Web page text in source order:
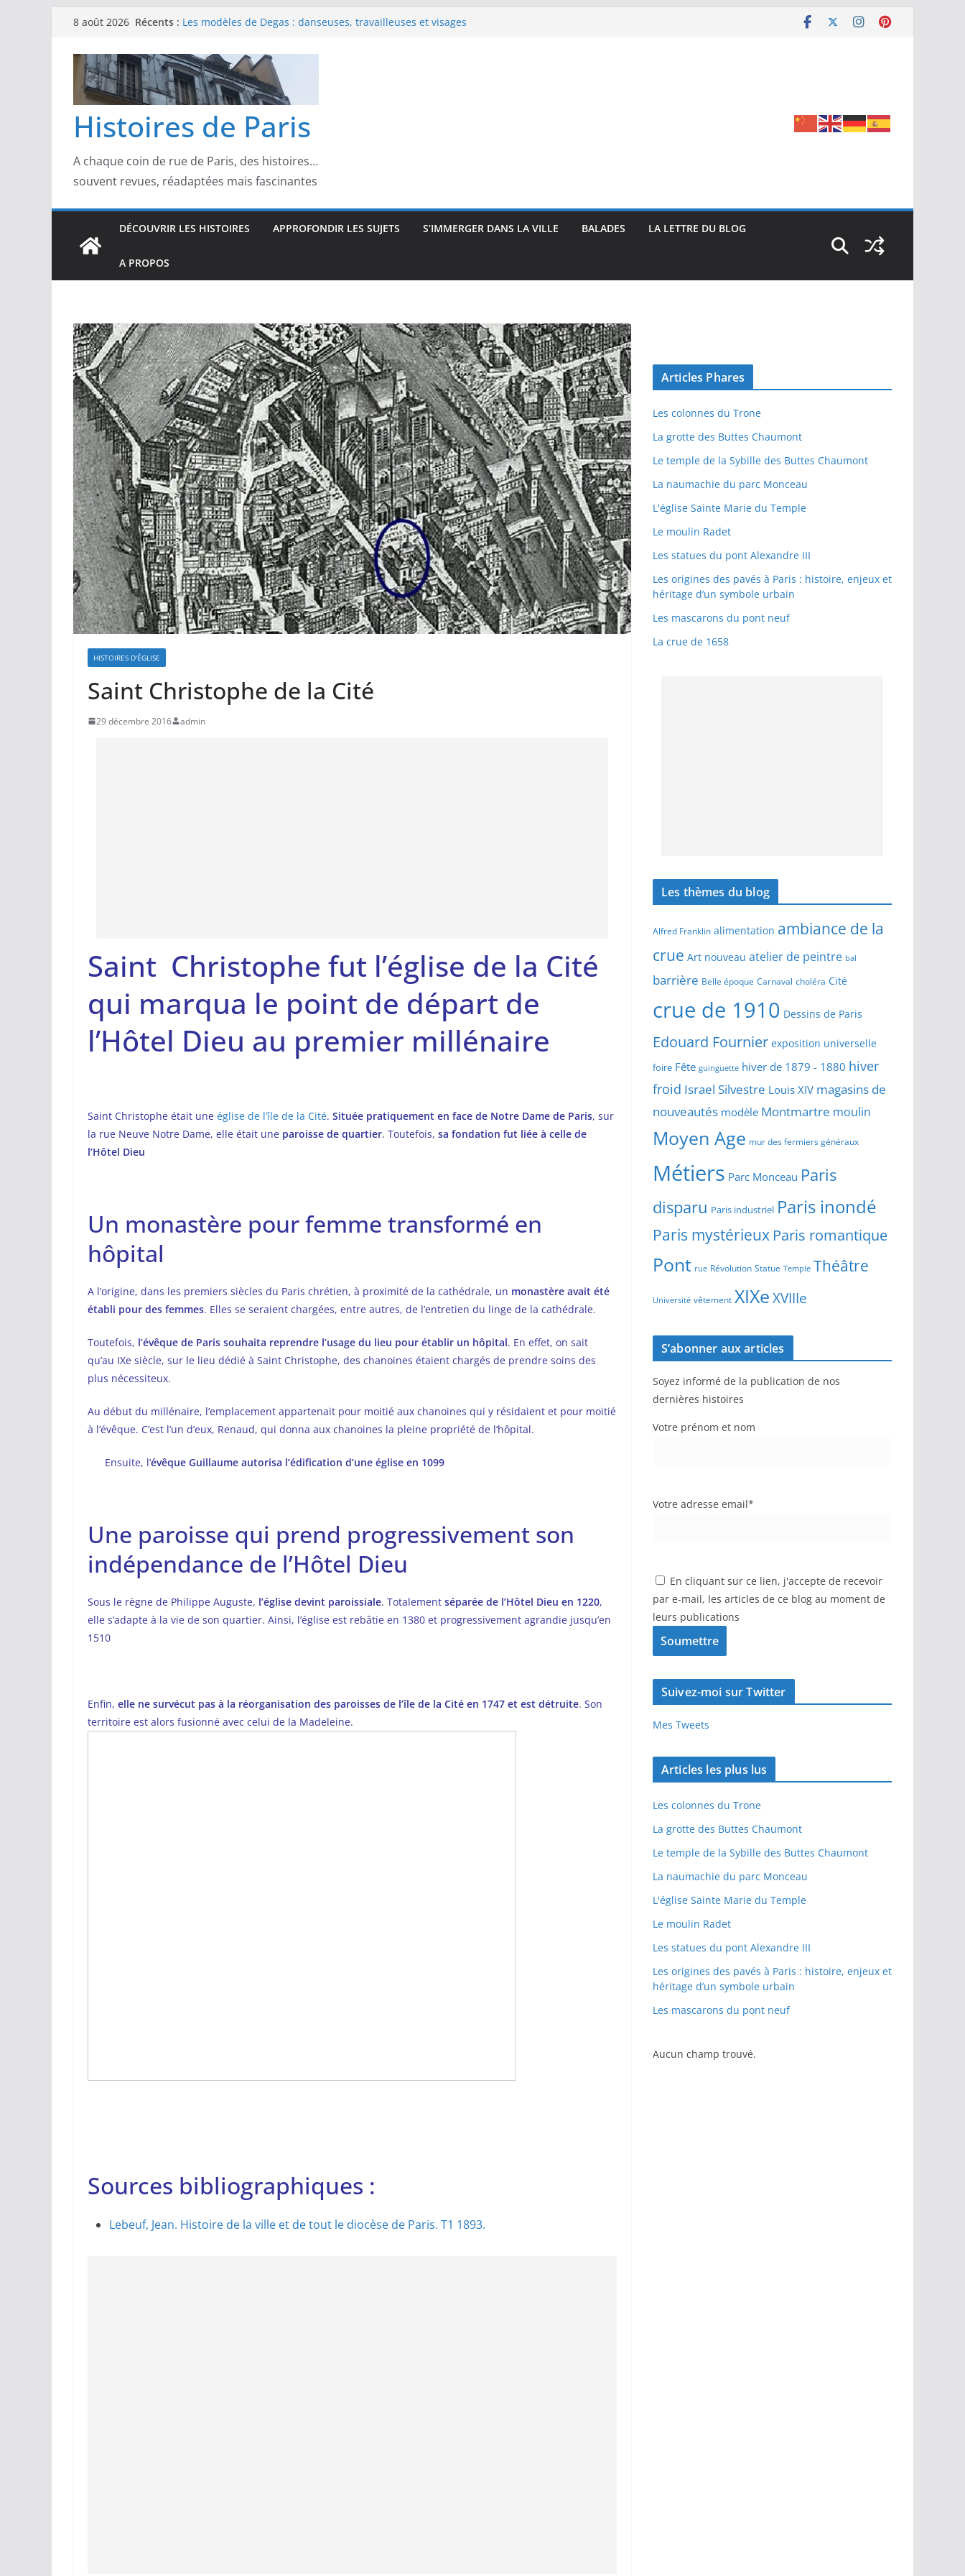
Passer
contenu
8 août 2026 Récents : Les modèles de Degas : danseuses, travailleuses et visages
scandale
Les modèles de Claude Monet : visages et présences
derrière l’impressionnisme
Les modèles de Toulouse-Lautrec : visages, corps et
confidences de la Belle Époque
Les modèles de Pierre‑Auguste Renoir : visages, corps et
Histoires de Paris
A chaque coin de rue de Paris, des histoires…
souvent revues, réadaptées mais fascinantes
DÉCOUVRIR LES HISTOIRES APPROFONDIR LES SUJETS S’IMMERGER DANS LA VILLE BALADES LA LETTRE DU BLOG
A PROPOS
HISTOIRES D'ÉGLISE
Saint Christophe de la Cité
29 décembre 2016 admin
Saint Christophe fut l’église de la Cité
qui marqua le point de départ de
l’Hôtel Dieu au premier millénaire
Saint Christophe était une église de l’île de la Cité. Située pratiquement en face de Notre Dame de Paris, sur
la rue Neuve Notre Dame, elle était une paroisse de quartier. Toutefois, sa fondation fut liée à celle de
l’Hôtel Dieu
Un monastère pour femme transformé en
hôpital
A l’origine, dans les premiers siècles du Paris chrétien, à proximité de la cathédrale, un monastère avait été
établi pour des femmes. Elles se seraient chargées, entre autres, de l’entretien du linge de la cathédrale.
Toutefois, l’évêque de Paris souhaita reprendre l’usage du lieu pour établir un hôpital. En effet, on sait
qu’au IXe siècle, sur le lieu dédié à Saint Christophe, des chanoines étaient chargés de prendre soins des
plus nécessiteux.
Au début du millénaire, l’emplacement appartenait pour moitié aux chanoines qui y résidaient et pour moitié
à l’évêque. C’est l’un d’eux, Renaud, qui donna aux chanoines la pleine propriété de l’hôpital.
Ensuite, l’évêque Guillaume autorisa l’édification d’une église en 1099
Une paroisse qui prend progressivement son
indépendance de l’Hôtel Dieu
Sous le règne de Philippe Auguste, l’église devint paroissiale. Totalement séparée de l’Hôtel Dieu en 1220,
elle s’adapte à la vie de son quartier. Ainsi, l’église est rebâtie en 1380 et progressivement agrandie jusqu’en
1510
Enfin, elle ne survécut pas à la réorganisation des paroisses de l’île de la Cité en 1747 et est détruite. Son
territoire est alors fusionné avec celui de la Madeleine.
Sources bibliographiques :
Lebeuf, Jean. Histoire de la ville et de tout le diocèse de Paris. T1 1893.
Articles Phares
Les colonnes du Trone
La grotte des Buttes Chaumont
Le temple de la Sybille des Buttes Chaumont
La naumachie du parc Monceau
L'église Sainte Marie du Temple
Le moulin Radet
Les statues du pont Alexandre III
Les origines des pavés à Paris : histoire, enjeux et
héritage d’un symbole urbain
Les mascarons du pont neuf
La crue de 1658
Les thèmes du blog
Alfred Franklin alimentation ambiance de la
crue Art nouveau atelier de peintre bal
barrière Belle époque Carnaval choléra Cité
crue de 1910 Dessins de Paris
Edouard Fournier exposition universelle
foire Fête guinguette hiver de 1879 - 1880 hiver
froid Israel Silvestre Louis XIV magasins de
nouveautés modèle Montmartre moulin
Moyen Age mur des fermiers généraux
Métiers Parc Monceau Paris
disparu Paris industriel Paris inondé
Paris mystérieux Paris romantique
Pont rue Révolution Statue Temple Théâtre
Université vêtement XIXeXVIIIe
S’abonner aux articles
Soyez informé de la publication de nos
dernières histoires
Votre prénom et nom
Votre adresse email*
En cliquant sur ce lien, j'accepte de recevoir
par e-mail, les articles de ce blog au moment de
leurs publications
Suivez-moi sur Twitter
Mes Tweets
Articles les plus lus
Les colonnes du Trone
La grotte des Buttes Chaumont
Le temple de la Sybille des Buttes Chaumont
La naumachie du parc Monceau
L'église Sainte Marie du Temple
Le moulin Radet
Les statues du pont Alexandre III
Les origines des pavés à Paris : histoire, enjeux et
héritage d’un symbole urbain
Les mascarons du pont neuf
Aucun champ trouvé.